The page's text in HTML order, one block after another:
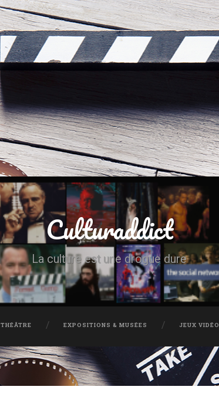
Culturaddict
La culture est une drogue dure
THÉÂTRE EXPOSITIONS & MUSÉES JEUX VIDÉO